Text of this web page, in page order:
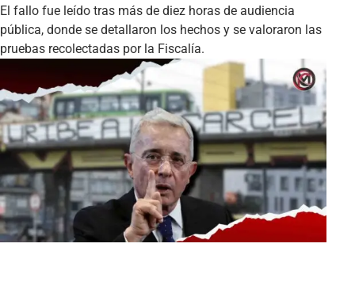
El fallo fue leído tras más de diez horas de audiencia
pública, donde se detallaron los hechos y se valoraron las
pruebas recolectadas por la Fiscalía.